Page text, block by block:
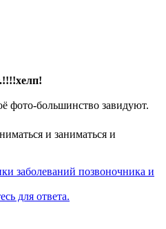
фото-большинство завидуют.
и заниматься и
заболеваний позвоночника и
для ответа.